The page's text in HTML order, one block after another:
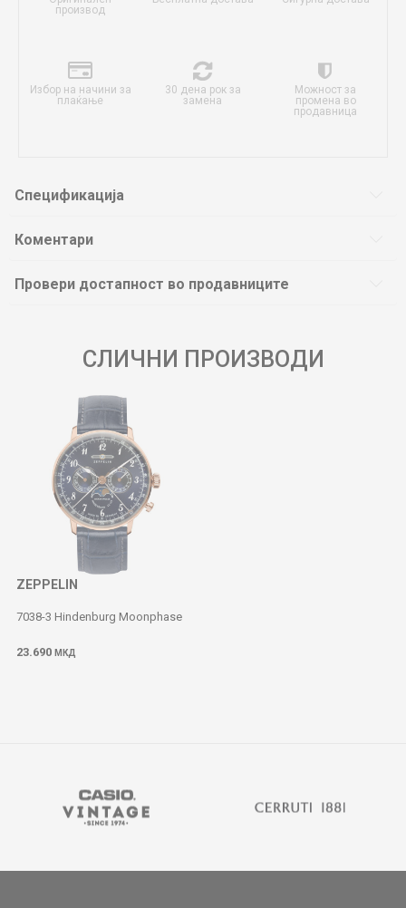
производ
Избор на начини за
плаќање
30 дена рок за
замена
Можност за
промена во
продавница
Спецификација
Коментари
Провери достапност во продавниците
СЛИЧНИ ПРОИЗВОДИ
ZEPPELIN
7038-3 Hindenburg Moonphase
23.690 МКД